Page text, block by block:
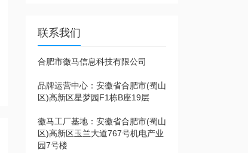
联系我们
合肥市徽马信息科技有限公司
品牌运营中心：安徽省合肥市(蜀山
区)高新区星梦园F1栋B座19层
徽马工厂基地：安徽省合肥市(蜀山
区)高新区玉兰大道767号机电产业
园7号楼